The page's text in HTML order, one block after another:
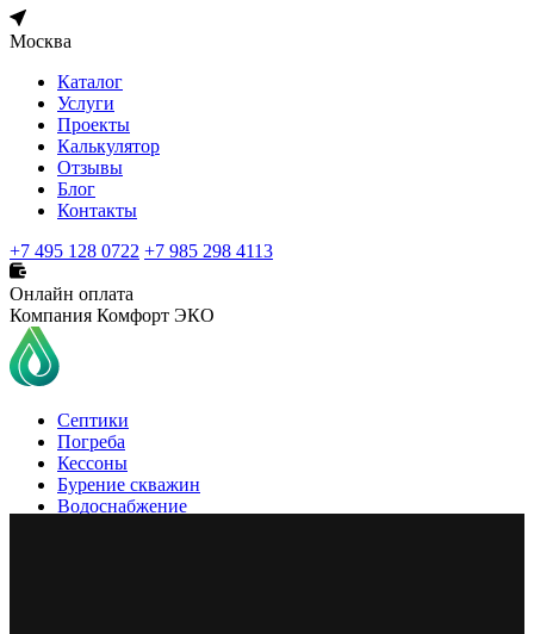
Москва
Каталог
Услуги
Проекты
Калькулятор
Отзывы
Блог
Контакты
+7 495 128 0722 +7 985 298 4113
Онлайн оплата
Компания Комфорт ЭКО
Септики
Погреба
Кессоны
Бурение скважин
Водоснабжение